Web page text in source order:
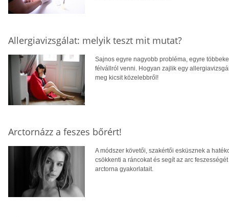
Allergiavizsgálat: melyik teszt mit mutat?
Sajnos egyre nagyobb probléma, egyre
félvállról venni. Hogyan zajlik egy
meg kicsit közelebbről!
Arctornázz a feszes bőrért!
A módszer követői, szakértői esküsznek a
csökkenti a ráncokat és segít az arc
arctorna gyakorlatait.